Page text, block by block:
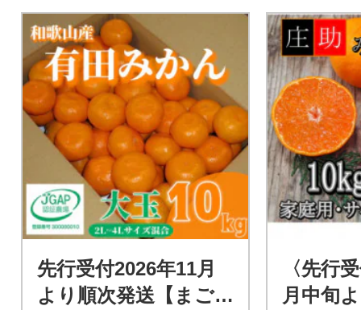
先行受付2026年11月
より順次発送【まご
〈先行
月中旬